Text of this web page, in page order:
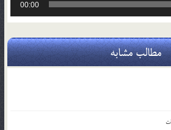
00:00
مطالب مشابه